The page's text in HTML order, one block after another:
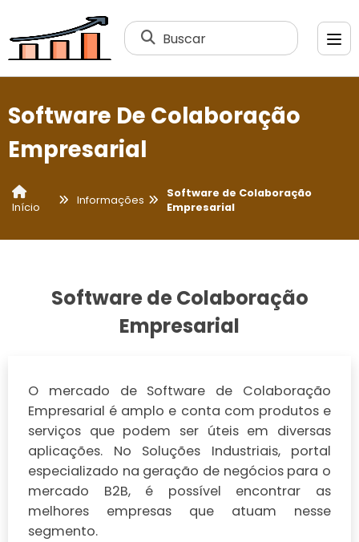
Buscar
Software De Colaboração
Empresarial
Início
Informações
Software de Colaboração
Empresarial
Software de Colaboração
Empresarial
O mercado de Software de Colaboração
Empresarial é amplo e conta com produtos e
serviços que podem ser úteis em diversas
aplicações. No Soluções Industriais, portal
especializado na geração de negócios para o
mercado B2B, é possível encontrar as
melhores empresas que atuam nesse
segmento.